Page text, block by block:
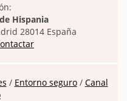
Hispania
28014 España
/ Entorno seguro / Canal